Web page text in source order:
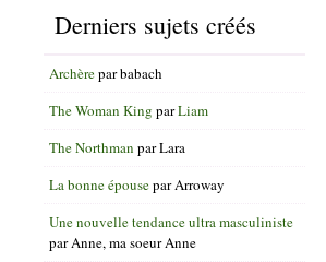
Derniers sujets créés
Archèreparbabach
The Woman King parLiam
The Northman parLara
La bonne épouseparArroway
Une nouvelle tendance ultra masculiniste
parAnne, ma soeur Anne